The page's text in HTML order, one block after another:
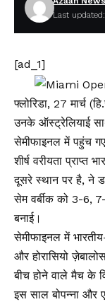
Last
[ad_1]
फ्लोरिडा, 27 मार्च
उनके ऑस्ट्रेलियाई
सेमीफाइनल में पहुंच
शीर्ष वरीयता प्राप्त
दूसरे स्थान पर है, ने
सेम वर्बीक को 3-6,
बनाई।
सेमीफाइनल में
और होरासियो
बीच होने वाले मैच के
इस साल बोपन्ना और